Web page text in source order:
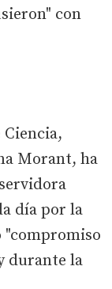
con
Morant, ha
día por la
"compromiso
durante la